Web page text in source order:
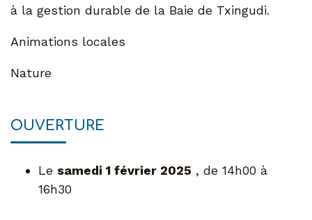
à la gestion durable de la Baie de Txingudi.
Animations locales
Nature
OUVERTURE
Le samedi 1 février 2025 , de 14h00 à
16h30